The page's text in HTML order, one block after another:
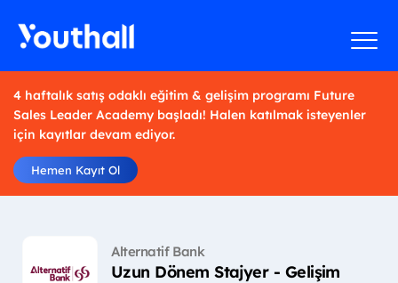
4 haftalık satış odaklı eğitim & gelişim programı Future
Sales Leader Academy başladı! Halen katılmak isteyenler
için kayıtlar devam ediyor.
Hemen Kayıt Ol
Alternatif Bank
Uzun Dönem Stajyer - Gelişim